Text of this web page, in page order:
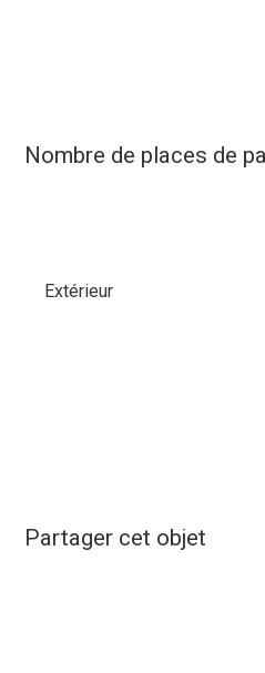
Nombre de places de
Extérieur
Partager cet objet